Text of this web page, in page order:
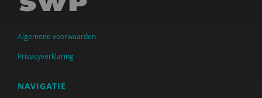
António A. da Graça
Remmert Daas
Geert ten Dam
Saskia Daru
Algemene voorwaarden
Privacyverklaring
NAVIGATIE